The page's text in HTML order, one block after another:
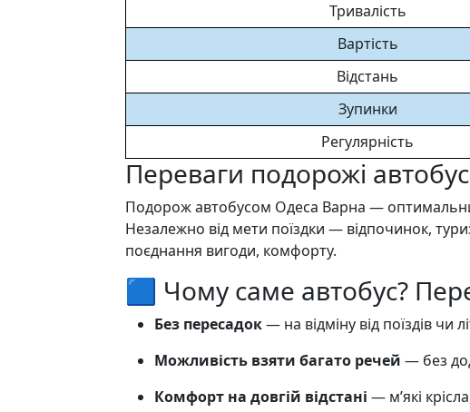
Тривалість
Вартість
Відстань
Зупинки
Регулярність
Переваги подорожі
Подорож автобусом Одеса Варна —
Незалежно від мети поїздки — відпочинок,
поєднання вигоди, комфорту.
🟦 Чому саме автобус?
Без пересадок— на відміну від поїздів чи
Можливість взяти багато речей — без
Комфорт на довгій відстані — м’які